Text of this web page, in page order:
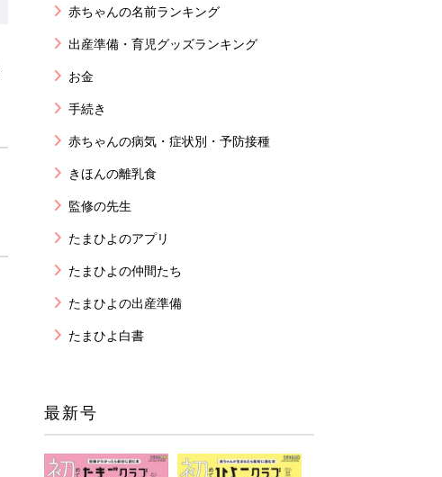
赤ちゃんの名前ランキング
出産準備・育児グッズランキング
お金
手続き
赤ちゃんの病気・症状別・予防接種
きほんの離乳食
監修の先生
たまひよのアプリ
たまひよの仲間たち
たまひよの出産準備
たまひよ白書
最新号